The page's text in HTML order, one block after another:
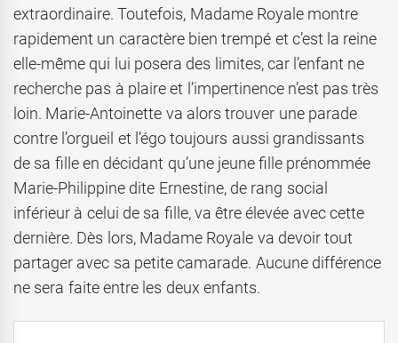
extraordinaire. Toutefois, Madame Royale montre
rapidement un caractère bien trempé et c’est la reine
elle-même qui lui posera des limites, car l’enfant ne
recherche pas à plaire et l’impertinence n’est pas très
loin. Marie-Antoinette va alors trouver une parade
contre l’orgueil et l’égo toujours aussi grandissants
de sa fille en décidant qu’une jeune fille prénommée
Marie-Philippine dite Ernestine, de rang social
inférieur à celui de sa fille, va être élevée avec cette
dernière. Dès lors, Madame Royale va devoir tout
partager avec sa petite camarade. Aucune différence
ne sera faite entre les deux enfants.